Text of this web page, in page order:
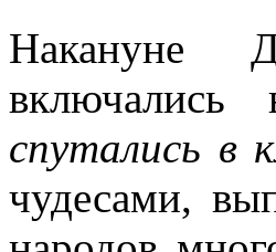
Накануне
включались
спутались в
чудесами,